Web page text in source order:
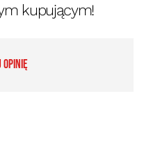
kupującym!
OPINIĘ